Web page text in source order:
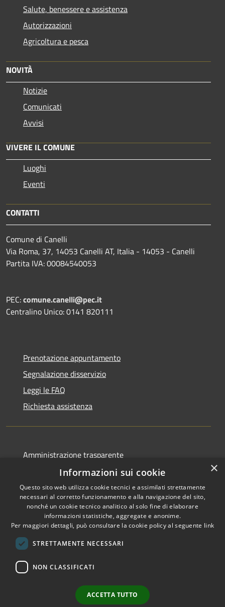
Salute, benessere e assistenza
Autorizzazioni
Agricoltura e pesca
NOVITÀ
Notizie
Comunicati
Avvisi
VIVERE IL COMUNE
Luoghi
Eventi
CONTATTI
Comune di Canelli
Via Roma, 37, 14053 Canelli AT, Italia - 14053 - Canelli
Partita IVA: 00084540053
PEC:comune.canelli@pec.it
Centralino Unico: 0141 820111
Prenotazione appuntamento
Segnalazione disservizio
Leggi le FAQ
Richiesta assistenza
Amministrazione trasparente
Albo pretorio
Informativa privacy
Note legali
Dichiarazione di accessibilità
RSS
Municipium
×
Informazioni sui cookie
Questo sito web utilizza cookie tecnici e assimilati strettamente
necessari al corretto funzionamento e alla navigazione del sito,
nonché un cookie tecnico analitico al solo fine di elaborare
informazioni statistiche, aggregate e anonime.
Per maggiori dettagli, può consultare la cookie policy al seguente link
STRETTAMENTE NECESSARI
NON CLASSIFICATI
ACCETTA TUTTO